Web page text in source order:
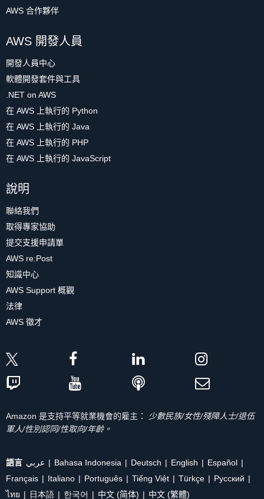
AWS 合作夥伴
AWS 開發人員
開發人員中心
軟體開發套件與工具
.NET on AWS
在 AWS 上執行的 Python
在 AWS 上執行的 Java
在 AWS 上執行的 PHP
在 AWS 上執行的 JavaScript
說明
聯絡我們
取得專家協助
提交支援申請單
AWS re:Post
知識中心
AWS Support 概觀
法律
AWS 徵才
Amazon 是支持平等就業機會的雇主：
少數民族/女性/殘障人士/退伍
軍人/性別認同/性取向/年齡。
語言 عربي Bahasa Indonesia Deutsch English
Español
Français
Italiano Português Tiếng Việt Türkçe
Ρусский
ไทย
日本語 한국어 中文 (简体) 中文 (繁體)